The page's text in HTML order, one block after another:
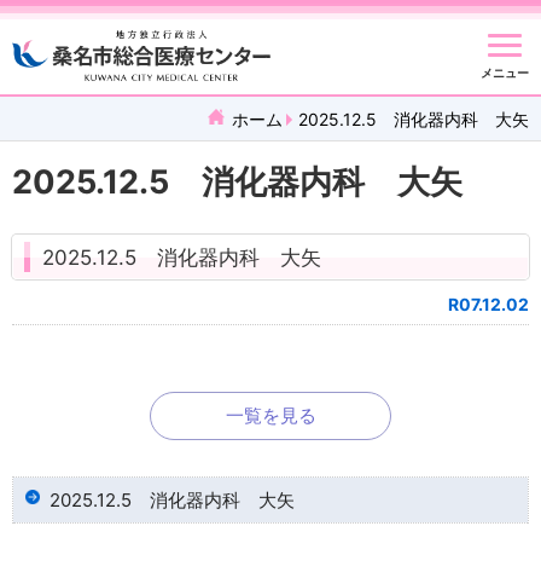
メニュー
ホーム 2025.12.5 消化器内科 大矢
2025.12.5 消化器内科 大矢
2025.12.5 消化器内科 大矢
R07.12.02
一覧を見る
2025.12.5 消化器内科 大矢